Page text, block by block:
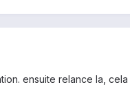
ensuite relance la,